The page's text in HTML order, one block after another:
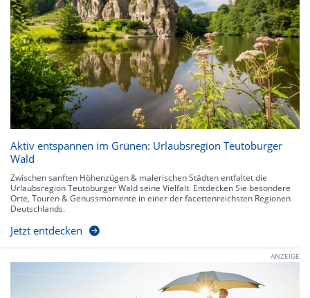
Aktiv entspannen im Grünen: Urlaubsregion Teutoburger
Wald
Zwischen sanften Höhenzügen & malerischen Städten entfaltet die
Urlaubsregion Teutoburger Wald seine Vielfalt. Entdecken Sie besondere
Orte, Touren & Genussmomente in einer der facettenreichsten Regionen
Deutschlands.
Jetzt entdecken
ANZEIGE